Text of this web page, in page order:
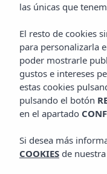
APARTHOTEL VIBRA
Blanc
las únicas que
El resto de cookies
para personalizarla
poder mostrarle
gustos e intereses
estas cookies
pulsando el botón
en el apartado
Si desea más
COOKIES de